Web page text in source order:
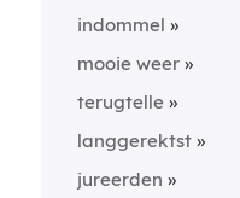
indommel
mooie weer
terugtelle
langgerektst
jureerden